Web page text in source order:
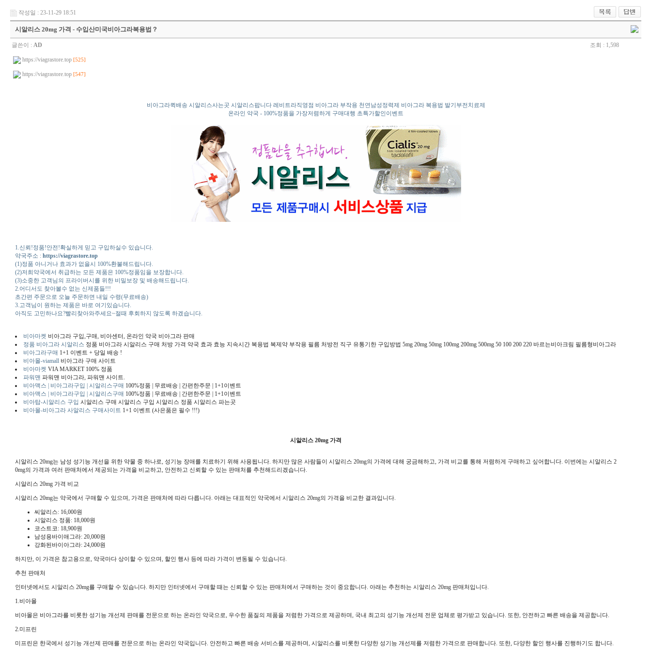
작성일 : 23-11-29 18:51
시알리스 20mg 가격 - 수입산미국비­아그라복용법？
글쓴이 : AD 조회 : 1,598
https://viagrastore.top [525]
https://viagrastore.top [547]
비아그라퀵배송 시알리스사는곳 시알리스팝니다 레비트라직영점 비아그라 부작용 천연남성정력제 비아그라 복용법 발기부전치료제
온라인 약국 - 100%정품을 가장저렴하게 구매대행 초특가할인이벤트
1.신뢰!정품!안전!확실하게 믿고 구입하실수 있습니다.
약국주소 : https://viagrastore.top
(1)정품 아니거나 효과가 없을시 100%환불해드립니다.
(2)저희약국에서 취급하는 모든 제품은 100%정품임을 보장합니다.
(3)소중한 고객님의 프라이버시를 위한 비밀보장 및 배송해드립니다.
2.어디서도 찾아볼수 없는 신제품들!!!
초간편 주문으로 오늘 주문하면 내일 수령(무료배송)
3.고객님이 원하는 제품은 바로 여기있습니다.
아직도 고민하나요?빨리찾아와주세요~절때 후회하지 않도록 하겠습니다.
비아마켓 비아그라 구입,구매, 비아센터, 온라인 약국 비아그라 판매
정품 비아그라 시알리스 정품 비아그라 시알리스 구매 처방 가격 약국 효과 효능 지속시간 복용법 복제약 부작용 필름 처방전 직구 유통기한 구입방법 5mg 20mg 50mg 100mg 200mg 500mg 50 100 200 220 바르는비아크림 필름형비아그라
비아그라구매 1+1 이벤트 + 당일 배송 !
비아몰-viamall비아그라 구매 사이트
비아마켓 VIA MARKET 100% 정품
파워맨 파워맨 비아그라, 파워맨 사이트.
비아맥스 | 비아그라구입 | 시알리스구매 100%정품 | 무료배송 | 간편한주문 | 1+1이벤트
비아맥스 | 비아그라구입 | 시알리스구매 100%정품 | 무료배송 | 간편한주문 | 1+1이벤트
비아탑-시알리스 구입 시알리스 구매 시알리스 구입 시알리스 정품 시알리스 파는곳
비아몰-비아그라 사알리스 구매사이트 1+1 이벤트 (사은품은 필수 !!!)
시알리스 20mg 가격
시알리스 20mg는 남성 성기능 개선을 위한 약물 중 하나로, 성기능 장애를 치료하기 위해 사용됩니다. 하지만 많은 사람들이 시알리스 20mg의 가격에 대해 궁금해하고, 가격 비교를 통해 저렴하게 구매하고 싶어합니다. 이번에는 시알리스 2
0mg의 가격과 여러 판매처에서 제공되는 가격을 비교하고, 안전하고 신뢰할 수 있는 판매처를 추천해드리겠습니다.
시알리스 20mg 가격 비교
시알리스 20mg는 약국에서 구매할 수 있으며, 가격은 판매처에 따라 다릅니다. 아래는 대표적인 약국에서 시알리스 20mg의 가격을 비교한 결과입니다.
씨알리스: 16,000원
시알리스 정품: 18,000원
코스트코: 18,900원
남성용바이애그라: 20,000원
강화된바이아그라: 24,000원
하지만, 이 가격은 참고용으로, 약국마다 상이할 수 있으며, 할인 행사 등에 따라 가격이 변동될 수 있습니다.
추천 판매처
인터넷에서도 시알리스 20mg를 구매할 수 있습니다. 하지만 인터넷에서 구매할 때는 신뢰할 수 있는 판매처에서 구매하는 것이 중요합니다. 아래는 추천하는 시알리스 20mg 판매처입니다.
1.비아몰
비아몰은 비아그라를 비롯한 성기능 개선제 판매를 전문으로 하는 온라인 약국으로, 우수한 품질의 제품을 저렴한 가격으로 제공하며, 국내 최고의 성기능 개선제 전문 업체로 평가받고 있습니다. 또한, 안전하고 빠른 배송을 제공합니다.
2.미프린
미프린은 한국에서 성기능 개선제 판매를 전문으로 하는 온라인 약국입니다. 안전하고 빠른 배송 서비스를 제공하며, 시알리스를 비롯한 다양한 성기능 개선제를 저렴한 가격으로 판매합니다. 또한, 다양한 할인 행사를 진행하기도 합니다.